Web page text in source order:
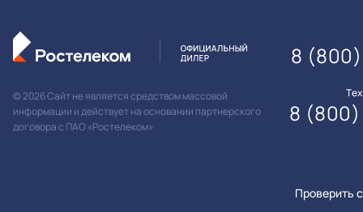
© 2026 Сайт не является средством массовой
информации и действует на основании партнерского
договора с ПАО «Ростелеком»
Проверить
8
8